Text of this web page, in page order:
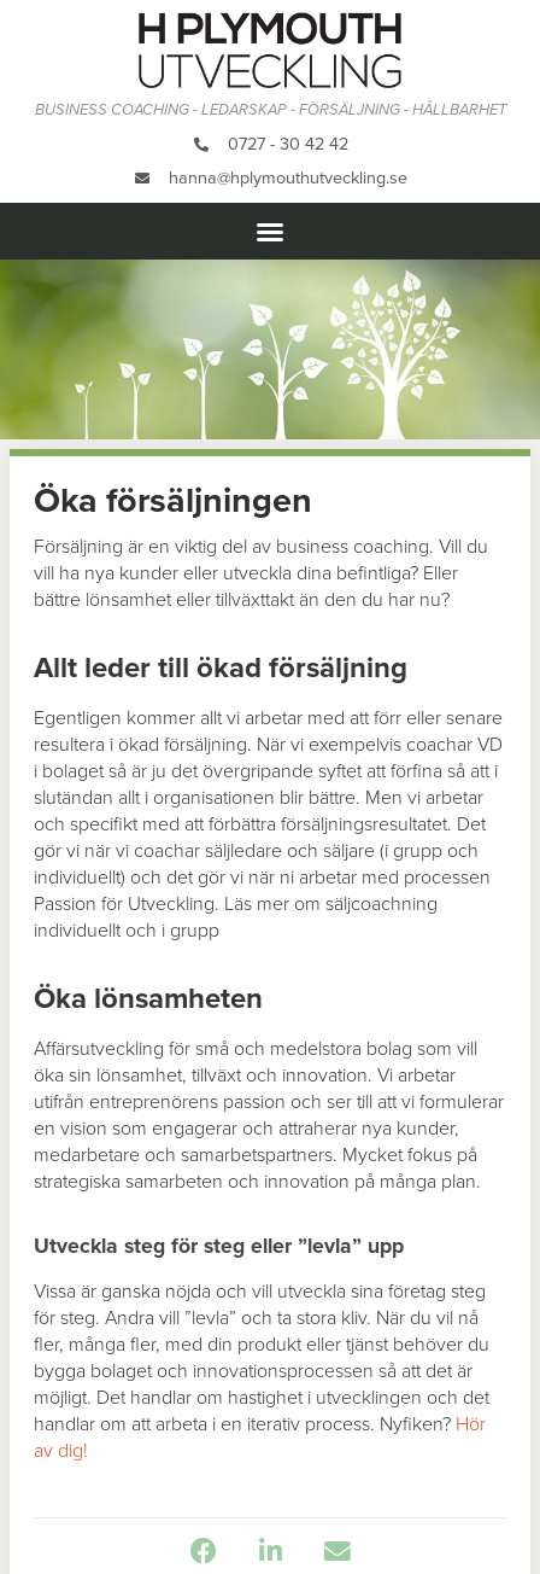
BUSINESS COACHING - LEDARSKAP - FÖRSÄLJNING - HÅLLBARHET
0727 - 30 42 42
hanna@hplymouthutveckling.se
Öka försäljningen
Försäljning är en viktig del av business coaching. Vill du
vill ha nya kunder eller utveckla dina befintliga? Eller
bättre lönsamhet eller tillväxttakt än den du har nu?
Allt leder till ökad försäljning
Egentligen kommer allt vi arbetar med att förr eller senare
resultera i ökad försäljning. När vi exempelvis coachar VD
i bolaget så är ju det övergripande syftet att förfina så att i
slutändan allt i organisationen blir bättre. Men vi arbetar
och specifikt med att förbättra försäljningsresultatet. Det
gör vi när vi coachar säljledare och säljare (i grupp och
individuellt) och det gör vi när ni arbetar med processen
Passion för Utveckling. Läs mer om säljcoachning
individuellt och i grupp
Öka lönsamheten
Affärsutveckling för små och medelstora bolag som vill
öka sin lönsamhet, tillväxt och innovation. Vi arbetar
utifrån entreprenörens passion och ser till att vi formulerar
en vision som engagerar och attraherar nya kunder,
medarbetare och samarbetspartners. Mycket fokus på
strategiska samarbeten och innovation på många plan.
Utveckla steg för steg eller ”levla” upp
Vissa är ganska nöjda och vill utveckla sina företag steg
för steg. Andra vill ”levla” och ta stora kliv. När du vil nå
fler, många fler, med din produkt eller tjänst behöver du
bygga bolaget och innovationsprocessen så att det är
möjligt. Det handlar om hastighet i utvecklingen och det
handlar om att arbeta i en iterativ process. Nyfiken? Hör
av dig!